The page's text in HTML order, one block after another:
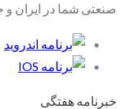
صنعتی شما در ایران و
خبرنامه هفتگی